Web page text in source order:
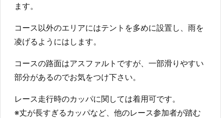
ます。
コース以外のエリアにはテントを多めに設置し、雨を
凌げるようにはします。
コースの路面はアスファルトですが、一部滑りやすい
部分があるのでお気をつけ下さい。
レース走行時のカッパに関しては着用可です。
※丈が長すぎるカッパなど、他のレース参加者が踏む